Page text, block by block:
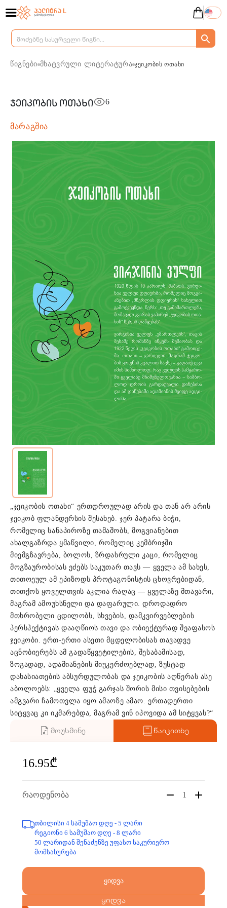
წიგნები მხატვრული ლიტერატურა ჯეიკობის ოთახი
ჯეიკობის ოთახი 6
მარაგშია
„ჯეიკობის ოთახი“ ერთდროულად არის და თან არ არის
ჯეიკობ ფლანდერსის შესახებ. ჯერ პატარა ბიჭი,
რომელიც სანაპიროზე თამაშობს, მოგვიანებით
ახალგაზრდა ყმაწვილი, რომელიც კემბრიჯში
მიემგზავრება, ბოლოს, ზრდასრული კაცი, რომელიც
მოგზაურობისას ეძებს საკუთარ თავს — ყველა ამ სახეს,
თითოეულ ამ ეპიზოდს პროტაგონისტის ცხოვრებიდან,
თითქოს ყოველთვის აკლია რაღაც — ყველაზე მთავარი,
მაგრამ ამოუხსნელი და დაფარული. დროდადრო
მთხრობელი ცდილობს, სხვების, დამკვირვებლების
პერსპექტივას დააღწიოს თავი და ობიექტურად შეაფასოს
ჯეიკობი. ერთ-ერთი ასეთი მცდელობისას თავადვე
აცნობიერებს ამ გადაწყვეტილების, შესაბამისად,
ზოგადად, ადამიანების მიუკერძოებლად, ზუსტად
დახასიათების აბსურდულობას და ჯეიკობის აღწერას ასე
აბოლოებს: „ყველა ფუჭ გარჯას შორის მისი თვისებების
ამგვარი ჩამოთვლა იყო ამაოზე ამაო. ერთადერთი
სიტყვაც კი იკმარებდა, მაგრამ ვინ იპოვიდა ამ სიტყვას?“
მოუსმინე წაიკითხე
16.95₾
რაოდენობა 1
თბილისი 4 სამუშაო დღე - 5 ლარი
რეგიონი 6 სამუშაო დღე - 8 ლარი
50 ლარიდან შენაძენზე უფასო საკურიერო
მომსახურება
ყიდვა
ყიდვა